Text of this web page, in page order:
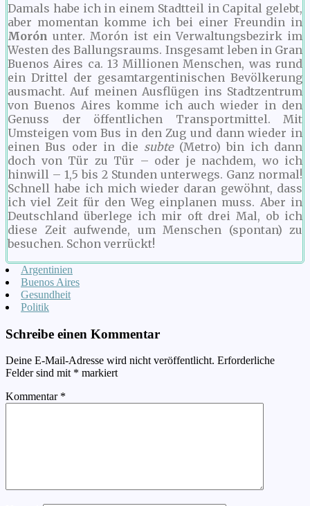
Damals habe ich in einem Stadtteil in Capital gelebt,
aber momentan komme ich bei einer Freundin in
Morón unter. Morón ist ein Verwaltungsbezirk im
Westen des Ballungsraums. Insgesamt leben in Gran
Buenos Aires ca. 13 Millionen Menschen, was rund
ein Drittel der gesamtargentinischen Bevölkerung
ausmacht. Auf meinen Ausflügen ins Stadtzentrum
von Buenos Aires komme ich auch wieder in den
Genuss der öffentlichen Transportmittel. Mit
Umsteigen vom Bus in den Zug und dann wieder in
einen Bus oder in die subte(Metro) bin ich dann
doch von Tür zu Tür – oder je nachdem, wo ich
hinwill – 1,5 bis 2 Stunden unterwegs. Ganz normal!
Schnell habe ich mich wieder daran gewöhnt, dass
ich viel Zeit für den Weg einplanen muss. Aber in
Deutschland überlege ich mir oft drei Mal, ob ich
diese Zeit aufwende, um Menschen (spontan) zu
besuchen. Schon verrückt!
Argentinien
Buenos Aires
Gesundheit
Politik
Schreibe einen Kommentar
Deine E-Mail-Adresse wird nicht veröffentlicht. Erforderliche
Felder sind mit * markiert
Kommentar *